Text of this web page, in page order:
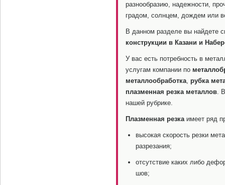
разнообразию, надежности,
градом, солнцем, дождем или
В данном разделе вы найдете
конструкции в Казани и
У вас есть потребность в
услугам компании по
металлообработка, рубка
плазменная резка металлов.
нашей рубрике.
Плазменная резкаимеет ряд
высокая скорость резки
разрезания;
отсутствие каких либо
шов;